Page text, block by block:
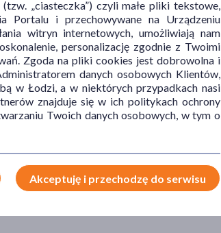
koszyka
„ciasteczka”) czyli małe pliki tekstowe,
Portalu i przechowywane na Urządzeniu
witryn internetowych, umożliwiają nam
personalizację zgodnie z Twoimi
Zgoda na pliki cookies jest dobrowolna i
danych osobowych Klientów,
w Łodzi, a w niektórych przypadkach nasi
znajduje się w ich politykach ochrony
Twoich danych osobowych, w tym o
Akceptuję i przechodzę do serwisu